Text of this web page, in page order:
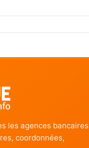
les agences bancaires
coordonnées,